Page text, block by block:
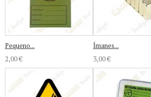
Pequeno...
2,00 €
Ímanes...
3,00 €